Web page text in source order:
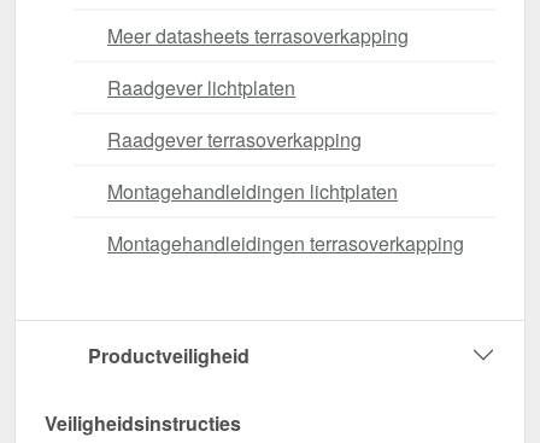
Meer datasheets terrasoverkapping
Raadgever lichtplaten
Raadgever terrasoverkapping
Montagehandleidingen lichtplaten
Montagehandleidingen terrasoverkapping
Productveiligheid
Veiligheidsinstructies